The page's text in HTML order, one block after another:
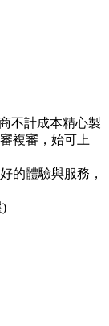
不計成本精心製
複審，始可上
的體驗與服務，
)